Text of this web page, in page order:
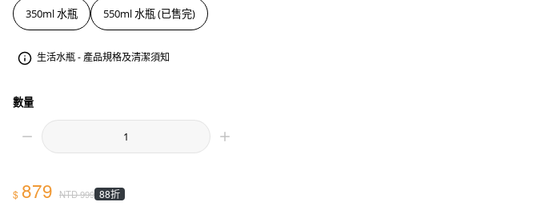
350ml 水瓶 550ml 水瓶 (已售完)
生活水瓶 - 產品規格及清潔須知
數量
$ 879 NTD999 88折